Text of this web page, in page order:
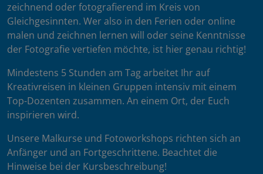
zeichnend oder fotografierend im Kreis von
Gleichgesinnten. Wer also in den Ferien oder online
malen und zeichnen lernen will oder seine Kenntnisse
der Fotografie vertiefen möchte, ist hier genau richtig!
Mindestens 5 Stunden am Tag arbeitet Ihr auf
Kreativreisen in kleinen Gruppen intensiv mit einem
Top-Dozenten zusammen. An einem Ort, der Euch
inspirieren wird.
Unsere Malkurse und Fotoworkshops richten sich an
Anfänger und an Fortgeschrittene. Beachtet die
Hinweise bei der Kursbeschreibung!